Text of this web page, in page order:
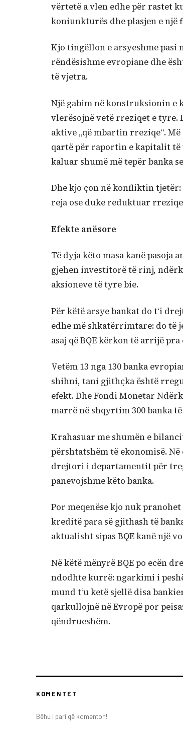
vërtetë a vlen edhe për rastet
koniunkturës dhe plasjen e një
Kjo tingëllon e arsyeshme pasi
rëndësishme evropiane dhe
të vjetra.
Një gabim në konstruksionin e
vlerësojnë vetë rreziqet e tyre.
aktive „që mbartin rreziqe“.
qartë për raportin e kapitalit të
kaluar shumë më tepër banka
Dhe kjo çon në konfliktin
reja ose duke reduktuar
Efekte anësore
Të dyja këto masa kanë pasoja
gjehen investitorë të rinj,
aksioneve të tyre bie.
Për këtë arsye bankat do t‘i
edhe më shkatërrimtare: do të
asaj që BQE kërkon të arrijë
Vetëm 13 nga 130 banka
shihni, tani gjithçka është
efekt. Dhe Fondi Monetar
marrë në shqyrtim 300 banka
Krahasuar me shumën e
përshtatshëm të ekonomisë.
drejtori i departamentit për
panevojshme këto banka.
Por meqenëse kjo nuk
kreditë para së gjithash të
aktualisht sipas BQE kanë një
Në këtë mënyrë BQE po ecën
ndodhte kurrë: ngarkimi i
mund t‘u ketë sjellë disa
qarkullojnë në Evropë por
qëndrueshëm.
KOMENTET
Bëhu i pari që komenton!